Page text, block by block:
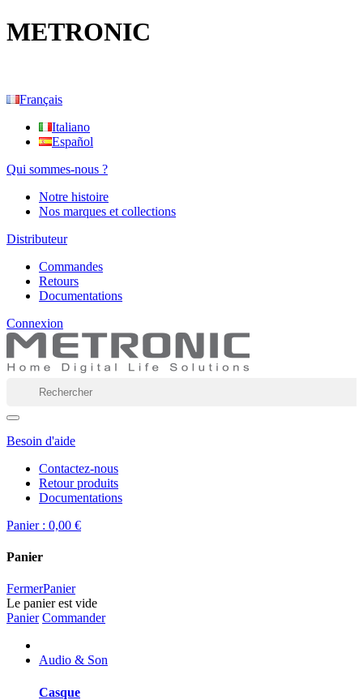
METRONIC
Français
Italiano
Español
Qui sommes-nous ?
Notre histoire
Nos marques et collections
Distributeur
Commandes
Retours
Documentations
Connexion
Besoin d'aide
Contactez-nous
Retour produits
Documentations
Panier : 0,00 €
Panier
FermerPanier
Le panier est vide
Panier Commander
Audio & Son
Casque